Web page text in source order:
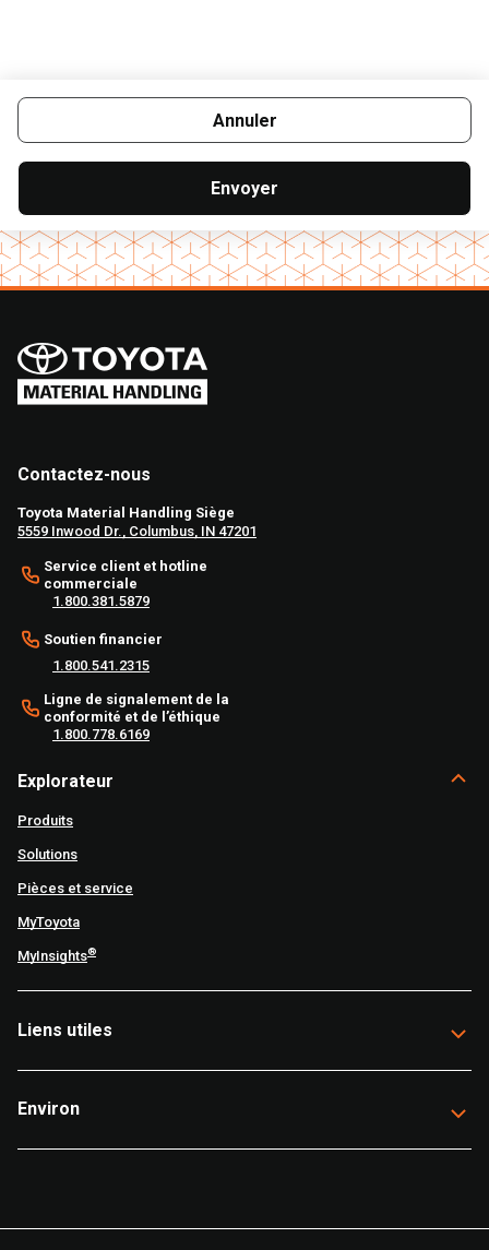
Annuler
Envoyer
Contactez-nous
Toyota Material Handling Siège
5559 Inwood Dr., Columbus, IN 47201
Service client et hotline
commerciale
1.800.381.5879
Soutien financier
1.800.541.2315
Ligne de signalement de la
conformité et de l’éthique
1.800.778.6169
Explorateur
Produits
Solutions
Pièces et service
MyToyota
MyInsights®
Liens utiles
Environ